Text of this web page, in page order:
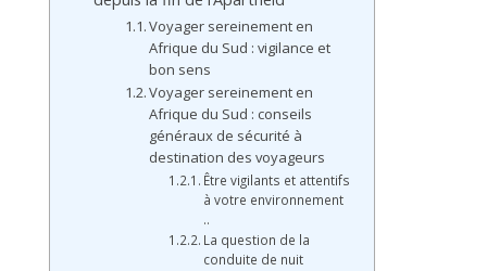
Voyager sereinement en
Afrique du Sud : vigilance et
bon sens
Voyager sereinement en
Afrique du Sud : conseils
généraux de sécurité à
destination des voyageurs
Être vigilants et attentifs
à votre environnement
..
La question de la
conduite de nuit